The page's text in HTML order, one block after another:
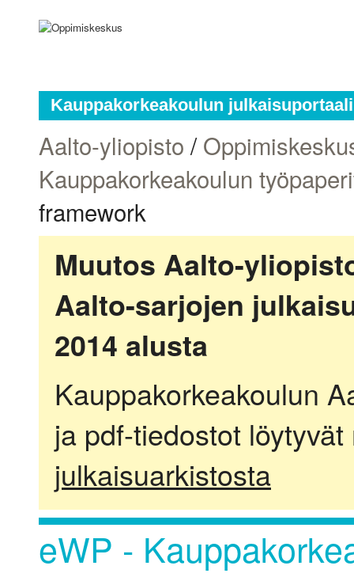
Kauppakorkeakoulun julkaisuportaali
Aalto-yliopisto /
Kauppakorkeakoulun
framework
Muutos Aalto-
Aalto-sarjojen
2014 alusta
Kauppakorkeakoulun
ja pdf-tiedostot
julkaisuarkistosta
eWP -